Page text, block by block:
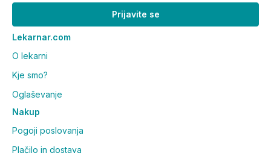
Prijavite se
Lekarnar.com
O lekarni
Kje smo?
Oglaševanje
Nakup
Pogoji poslovanja
Plačilo in dostava